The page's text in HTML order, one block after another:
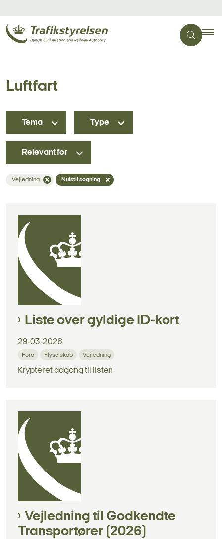
Luftfart
Vejledning Nulstil søgning
Tema Type
Relevant for
Liste over gyldige ID-kort
29-03-2026
Fora Flyselskab Vejledning
Krypteret adgang til listen
Vejledning til Godkendte
Transportører (2026)